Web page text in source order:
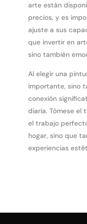
arte están
precios, y es
ajuste a sus
que invertir en
sino también
Al elegir una
importante, sino
conexión
diaria. Tómese el
el trabajo
hogar, sino que
experiencias